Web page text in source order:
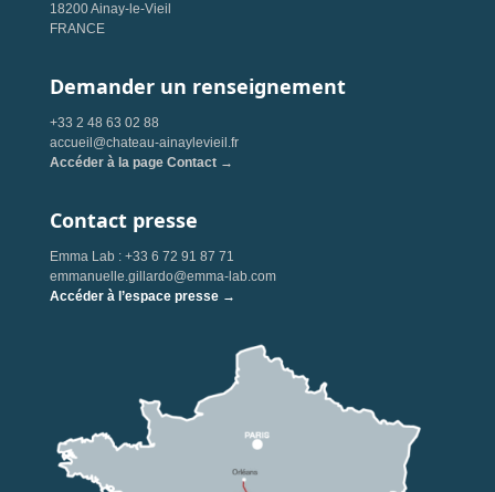
18200 Ainay-le-Vieil
FRANCE
Demander un renseignement
+33 2 48 63 02 88
accueil@chateau-ainaylevieil.fr
Accéder à la page Contact →
Contact presse
Emma Lab : +33 6 72 91 87 71
emmanuelle.gillardo@emma-lab.com
Accéder à l’espace presse →